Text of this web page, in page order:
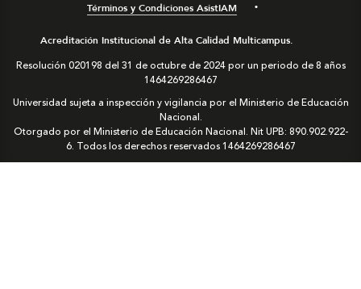
Términos y Condiciones AsistIAM
Acreditación Institucional de Alta Calidad Multicampus.
Resolución 020198 del 31 de octubre de 2024 por un periodo de 8 años
1464269286467
Universidad sujeta a inspección y vigilancia por el Ministerio de Educación
Nacional.
Otorgado por el Ministerio de Educación Nacional. Nit UPB: 890.902.922-
6. Todos los derechos reservados1464269286467